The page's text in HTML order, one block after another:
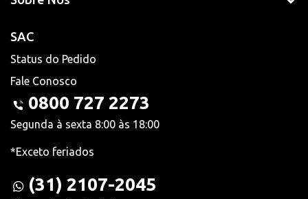
SAC
Status do Pedido
Fale Conosco
0800 727 2273
Segunda à sexta 8:00 às 18:00
*Exceto feriados
(31) 2107-2045